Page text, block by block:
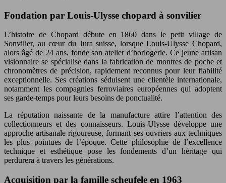
Fondation par Louis-Ulysse chopard à sonvilier
L’histoire de Chopard débute en 1860 dans le petit village de
Sonvilier, au cœur du Jura suisse, lorsque Louis-Ulysse Chopard,
alors âgé de 24 ans, fonde son atelier d’horlogerie. Ce jeune artisan
visionnaire se spécialise dans la fabrication de montres de poche et
chronomètres de précision, rapidement reconnus pour leur fiabilité
exceptionnelle. Ses créations séduisent une clientèle internationale,
notamment les compagnies ferroviaires européennes qui adoptent
ses garde-temps pour leurs besoins de ponctualité.
La réputation naissante de la manufacture attire l’attention des
collectionneurs et des connaisseurs. Louis-Ulysse développe une
approche artisanale rigoureuse, formant ses ouvriers aux techniques
les plus pointues de l’époque. Cette philosophie de l’excellence
technique et esthétique pose les fondements d’un héritage qui
perdurera à travers les générations.
Acquisition par la famille scheufele en 1963